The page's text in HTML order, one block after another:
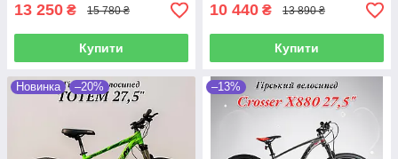
13 250 ₴ 15 780 ₴
Купити
10 440 ₴ 13 890 ₴
Купити
Новинка –20% –13%